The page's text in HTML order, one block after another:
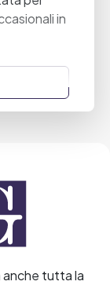
in
anche tutta la